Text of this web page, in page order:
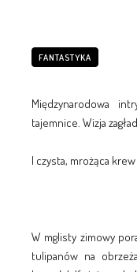
FANTASTYKA
Międzynarodowa
tajemnice. Wizja
I czysta, mrożąca krew
W mglisty zimowy
tulipanów na